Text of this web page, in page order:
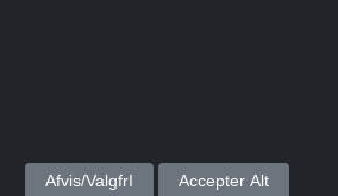
involveret, når du foretager et køb via
© 2026 ShoppingSpout Alle rettigheder
Afvis/ValgfrI Accepter Alt